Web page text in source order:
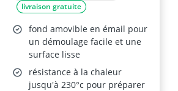
livraison gratuite
fond amovible en émail pour
un démoulage facile et une
surface lisse
résistance à la chaleur
jusqu'à 230°c pour préparer